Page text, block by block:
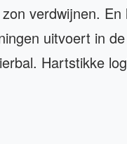
verdwijnen. En
uitvoert in
Hartstikke